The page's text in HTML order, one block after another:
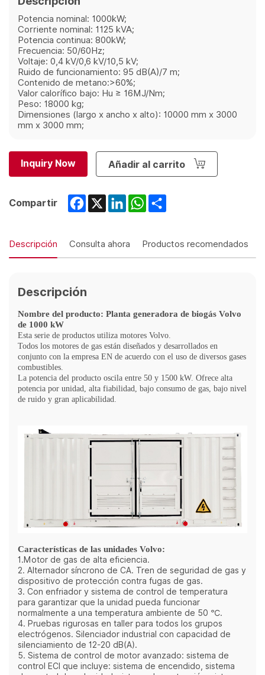
Potencia nominal: 1000kW;
Corriente nominal: 1125 kVA;
Potencia continua: 800kW;
Frecuencia: 50/60Hz;
Voltaje: 0,4 kV/0,6 kV/10,5 kV;
Ruido de funcionamiento: 95 dB(A)/7 m;
Contenido de metano:>60%;
Valor calorífico bajo: Hu ≥ 16MJ/Nm;
Peso: 18000 kg;
Dimensiones (largo x ancho x alto): 10000 mm x 3000
mm x 3000 mm;
Inquiry Now Añadir al carrito
Compartir Facebook
X LinkedInWhatsApp
Descripción Consulta ahora Productos recomendados
Descripción
Nombre del producto: Planta generadora de biogás Volvo
de 1000 kW
Esta serie de productos utiliza motores Volvo.
Todos los motores de gas están diseñados y desarrollados en
conjunto con la empresa EN de acuerdo con el uso de diversos gases
combustibles.
La potencia del producto oscila entre 50 y 1500 kW. Ofrece alta
potencia por unidad, alta fiabilidad, bajo consumo de gas, bajo nivel
de ruido y gran aplicabilidad.
Características de las unidades Volvo:
1.Motor de gas de alta eficiencia.
2. Alternador síncrono de CA. Tren de seguridad de gas y
dispositivo de protección contra fugas de gas.
3. Con enfriador y sistema de control de temperatura
para garantizar que la unidad pueda funcionar
normalmente a una temperatura ambiente de 50 ℃.
4. Pruebas rigurosas en taller para todos los grupos
electrógenos. Silenciador industrial con capacidad de
silenciamiento de 12-20 dB(A).
5. Sistema de control de motor avanzado: sistema de
control ECI que incluye: sistema de encendido, sistema